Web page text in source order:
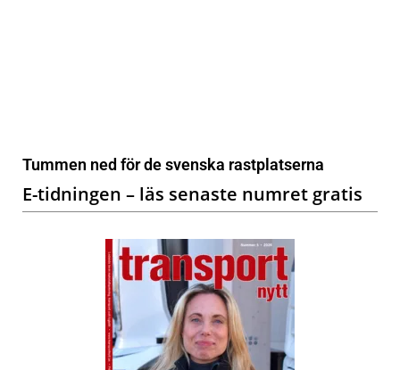
Tummen ned för de svenska rastplatserna
E-tidningen – läs senaste numret gratis